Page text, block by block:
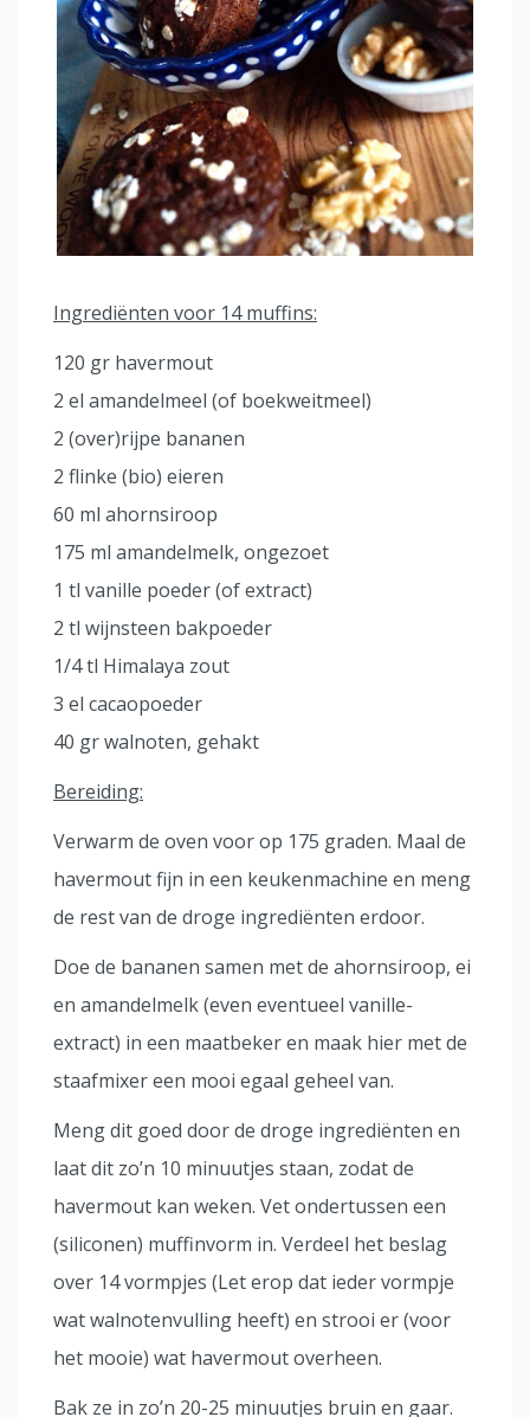
Ingrediënten voor 14 muffins:
120 gr havermout
2 el amandelmeel (of boekweitmeel)
2 (over)rijpe bananen
2 flinke (bio) eieren
60 ml ahornsiroop
175 ml amandelmelk, ongezoet
1 tl vanille poeder (of extract)
2 tl wijnsteen bakpoeder
1/4 tl Himalaya zout
3 el cacaopoeder
40 gr walnoten, gehakt
Bereiding:
Verwarm de oven voor op 175 graden. Maal de
havermoutfijn in een keukenmachine en meng
de rest van de droge ingrediënten erdoor.
Doe de bananen samen met de ahornsiroop, ei
en amandelmelk (even eventueel vanille-
extract) in een maatbeker en maak hier met de
staafmixer een mooi egaal geheel van.
Meng dit goed door de droge ingrediënten en
laat dit zo’n 10 minuutjes staan, zodat de
havermout kan weken. Vet ondertussen een
(siliconen) muffinvorm in. Verdeel het beslag
over 14 vormpjes (Let erop dat ieder vormpje
wat walnotenvulling heeft) en strooi er (voor
het mooie) wat havermout overheen.
Bak ze in zo’n 20-25 minuutjes bruin en gaar.